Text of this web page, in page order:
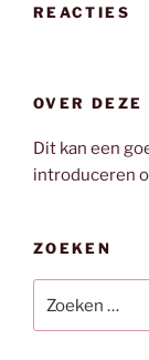
REACTIES
OVER DEZE
Dit kan een
introduceren
ZOEKEN
naar: